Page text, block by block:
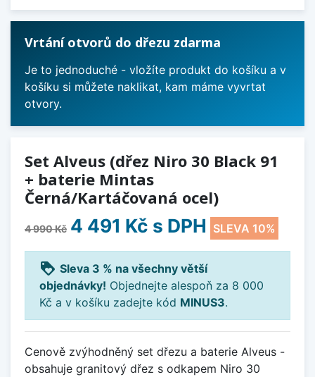
Vrtání otvorů do dřezu zdarma
Je to jednoduché - vložíte produkt do košíku a v
košíku si můžete naklikat, kam máme vyvrtat
otvory.
Set Alveus (dřez Niro 30 Black 91
+ baterie Mintas
Černá/Kartáčovaná ocel)
4 990 Kč 4 491 Kč s DPH SLEVA 10%
loyalty Sleva 3 % na všechny větší
objednávky! Objednejte alespoň za 8 000
Kč a v košíku zadejte kód MINUS3.
Cenově zvýhodněný set dřezu a baterie Alveus -
obsahuje granitový dřez s odkapem Niro 30